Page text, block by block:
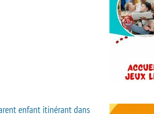
enfant itinérant dans